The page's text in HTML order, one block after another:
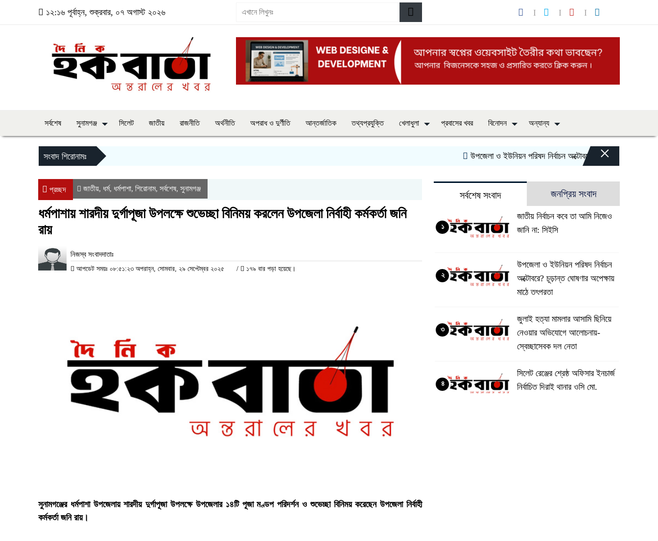
১২:১৬ পূর্বাহ্ন, শুক্রবার, ০৭ অগাস্ট ২০২৬
সর্বশেষ সুনামগঞ্জ সিলেট জাতীয় রাজনীতি অর্থনীতি অপরাধ ও দুর্ণীতি আন্তর্জাতিক তথ্যপ্রযুক্তি খেলাধুলা প্রবাসের খবর বিনোদন অন্যান্য
সংবাদ শিরোনামঃ উপজেলা ও ইউনিয়ন পরিষদ নির্বাচন অক্টোবরে? চূড়ান্ত ঘোষণার অপেক্ষায়
×
প্রচ্ছদ জাতীয়, ধর্ম, ধর্মপাশা, শিরোনাম, সর্বশেষ, সুনামগঞ্জ
ধর্মপাশায় শারদীয় দুর্গাপূজা উপলক্ষে শুভেচ্ছা বিনিময় করলেন উপজেলা নির্বাহী কর্মকর্তা জনি
রায়
নিজস্ব সংবাদদাতাঃ
আপডেট সময়ঃ ০৮:৫১:২৩ অপরাহ্ন, সোমবার, ২৯ সেপ্টেম্বর ২০২৫ / ১৭৯ বার পড়া হয়েছে।
‎সুনামগঞ্জের ধর্মপাশা উপজেলায় শারদীয় দুর্গাপূজা উপলক্ষে উপজেলার ১৪টি পূজা মণ্ডপ পরিদর্শন ও শুভেচ্ছা বিনিময় করেছেন উপজেলা নির্বাহী
কর্মকর্তা জনি রায়।
সর্বশেষ সংবাদ জনপ্রিয় সংবাদ
জাতীয় নির্বাচন কবে তা আমি নিজেও
জানি না: সিইসি
১
উপজেলা ও ইউনিয়ন পরিষদ নির্বাচন
অক্টোবরে? চূড়ান্ত ঘোষণার অপেক্ষায়
মাঠে তৎপরতা
২
জুলাই হত্যা মামলার আসামি ছিনিয়ে
নেওয়ার অভিযোগে আলোচনায়-
স্বেচ্ছাসেবক দল নেতা
৩
‎সিলেট রেঞ্জের শ্রেষ্ঠ অফিসার ইনচার্জ
নির্বাচিত দিরাই থানার ওসি মো.
৪